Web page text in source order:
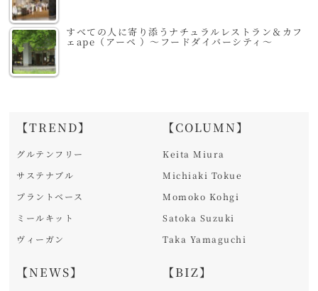
すべての人に寄り添うナチュラルレストラン＆カフ
ェape（アーペ ）～フードダイバーシティ～
【TREND】
グルテンフリー
サステナブル
プラントベース
ミールキット
ヴィーガン
【NEWS】
【COLUMN】
Keita Miura
Michiaki Tokue
Momoko Kohgi
Satoka Suzuki
Taka Yamaguchi
【BIZ】